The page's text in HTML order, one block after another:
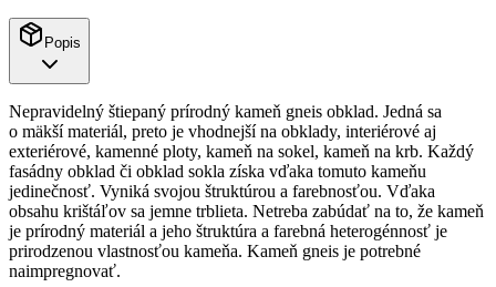
Popis
Nepravidelný štiepaný prírodný kameň gneis obklad. Jedná sa
o mäkší materiál, preto je vhodnejší na obklady, interiérové aj
exteriérové, kamenné ploty, kameň na sokel, kameň na krb. Každý
fasádny obklad či obklad sokla získa vďaka tomuto kameňu
jedinečnosť. Vyniká svojou štruktúrou a farebnosťou. Vďaka
obsahu krištáľov sa jemne trblieta. Netreba zabúdať na to, že kameň
je prírodný materiál a jeho štruktúra a farebná heterogénnosť je
prirodzenou vlastnosťou kameňa. Kameň gneis je potrebné
naimpregnovať.